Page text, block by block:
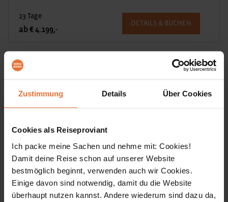
Zustimmung Details Über Cookies
Cookies als Reiseproviant
Ich packe meine Sachen und nehme mit: Cookies!
Damit deine Reise schon auf unserer Website
bestmöglich beginnt, verwenden auch wir Cookies.
Einige davon sind notwendig, damit du die Website
überhaupt nutzen kannst. Andere wiederum sind dazu da,
23 Tage
ab € 4.199,-
DETAILS & BUCHEN